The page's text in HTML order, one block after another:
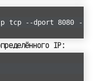
p tcp --dport 8080 -
IP: